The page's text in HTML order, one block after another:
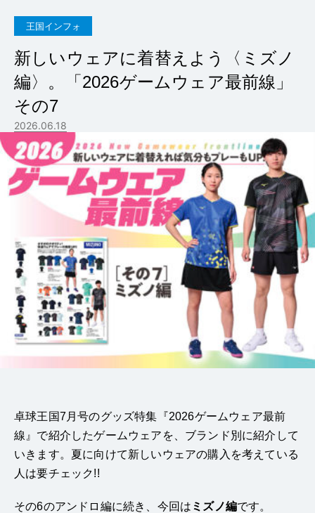
王国インフォ
新しいウェアに着替えよう〈ミズノ
編〉。「2026ゲームウェア最前線」
その7
2026.06.18
卓球王国7月号のグッズ特集『2026ゲームウェア最前
線』で紹介したゲームウェアを、ブランド別に紹介して
いきます。夏に向けて新しいウェアの購入を考えている
人は要チェック!!
その6のアンドロ編に続き、今回は ミズノ編です。